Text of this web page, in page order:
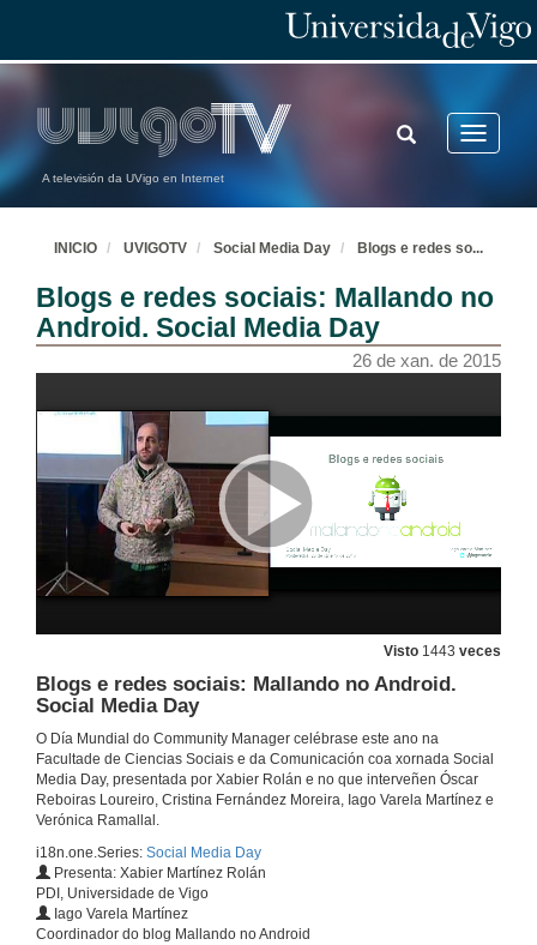
A televisión da UVigo en Internet
Toggle
TOGGLE
SEARCH
INICIO UVIGOTV Social Media Day Blogs e redes so...
Blogs e redes sociais: Mallando no
Android. Social Media Day
26 de xan. de 2015
Visto 1443 veces
Blogs e redes sociais: Mallando no Android.
Social Media Day
O Día Mundial do Community Manager celébrase este ano na
Facultade de Ciencias Sociais e da Comunicación coa xornada Social
Media Day, presentada por Xabier Rolán e no que interveñen Óscar
Reboiras Loureiro, Cristina Fernández Moreira, Iago Varela Martínez e
Verónica Ramallal.
i18n.one.Series: Social Media Day
Presenta: Xabier Martínez Rolán
PDI, Universidade de Vigo
Iago Varela Martínez
Coordinador do blog Mallando no Android